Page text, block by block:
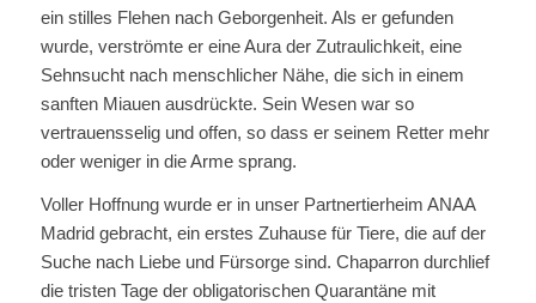
ein stilles Flehen nach Geborgenheit. Als er gefunden
wurde, verströmte er eine Aura der Zutraulichkeit, eine
Sehnsucht nach menschlicher Nähe, die sich in einem
sanften Miauen ausdrückte. Sein Wesen war so
vertrauensselig und offen, so dass er seinem Retter mehr
oder weniger in die Arme sprang.
Voller Hoffnung wurde er in unser Partnertierheim ANAA
Madrid gebracht, ein erstes Zuhause für Tiere, die auf der
Suche nach Liebe und Fürsorge sind. Chaparron durchlief
die tristen Tage der obligatorischen Quarantäne mit